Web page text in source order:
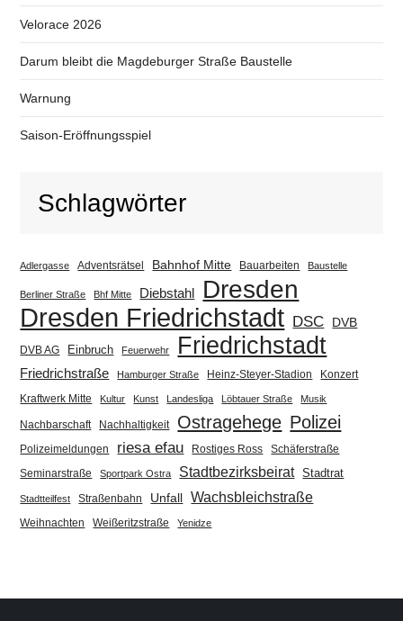
Velorace 2026
Darum bleibt die Magdeburger Straße Baustelle
Warnung
Saison-Eröffnungsspiel
Schlagwörter
Adlergasse Adventsrätsel Bahnhof Mitte Bauarbeiten Baustelle
Berliner Straße Bhf Mitte Diebstahl Dresden
Dresden Friedrichstadt DSC DVB
DVB AG Einbruch Feuerwehr Friedrichstadt
Friedrichstraße Hamburger Straße Heinz-Steyer-Stadion
Konzert
Kraftwerk Mitte
Kultur Kunst Landesliga Löbtauer Straße Musik
Nachbarschaft Nachhaltigkeit Ostragehege Polizei
Polizeimeldungen riesa efau Rostiges Ross Schäferstraße
Seminarstraße Sportpark Ostra Stadtbezirksbeirat Stadtrat
Stadtteilfest Straßenbahn Unfall Wachsbleichstraße
Weihnachten Weißeritzstraße Yenidze